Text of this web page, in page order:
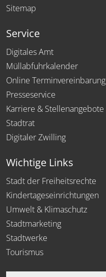
Sitemap
Service
Digitales Amt
Müllabfuhrkalender
Online Terminvereinbarung
Presseservice
Karriere & Stellenangebote
Stadtrat
Digitaler Zwilling
Wichtige Links
Stadt der Freiheitsrechte
Kindertageseinrichtungen
Umwelt & Klimaschutz
Stadtmarketing
Stadtwerke
Tourismus